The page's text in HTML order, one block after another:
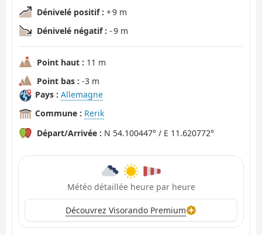
Dénivelé positif : + 9 m
Dénivelé négatif : - 9 m
Point haut : 11 m
Point bas : -3 m
Pays : Allemagne
Commune : Rerik
Départ/Arrivée : N 54.100447° / E 11.620772°
Météo détaillée heure par heure
Découvrez Visorando Premium